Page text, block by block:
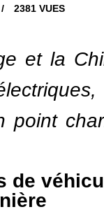
2381 VUES
et la
point
de